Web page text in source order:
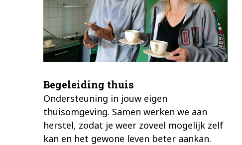
Begeleiding thuis
Ondersteuning in jouw eigen
thuisomgeving. Samen werken we aan
herstel, zodat je weer zoveel mogelijk zelf
kan en het gewone leven beter aankan.